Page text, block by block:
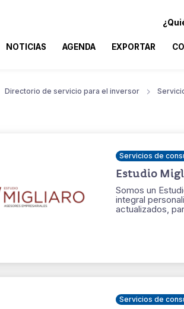
NOTICIAS AGENDA EXPORTAR
Directorio de servicio para el inversor
Servicios de
Estudio
Somos un
integral
actualizados,
Servicios de